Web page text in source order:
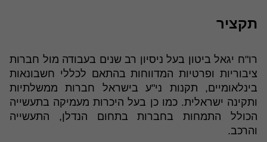
תקציר
רו"ח יגאל ביטון בעל ניסיון רב שנים בעבודה מול חברות
ציבוריות ופרטיות המדווחות בהתאם לכללי חשבונאות
בינלאומיים, תקנות ני"ע בישראל חברות ממשלתיות
ותקינה ישראלית. כמו כן בעל היכרות מעמיקה בתעשייה
הכולל התמחות בחברות בתחום הנדלן, התעשייה
והרכב.